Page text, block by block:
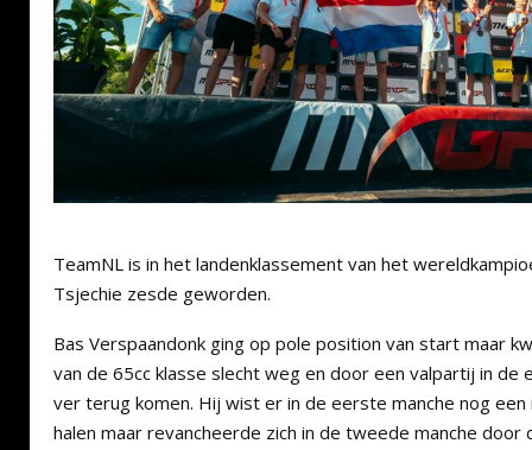
TeamNL is in het landenklassement van het
Tsjechie zesde geworden.
Bas Verspaandonk ging op pole position van start maar
van de 65cc klasse slecht weg en door een valpartij in
ver terug komen. Hij wist er in de eerste manche nog
halen maar revancheerde zich in de tweede manche